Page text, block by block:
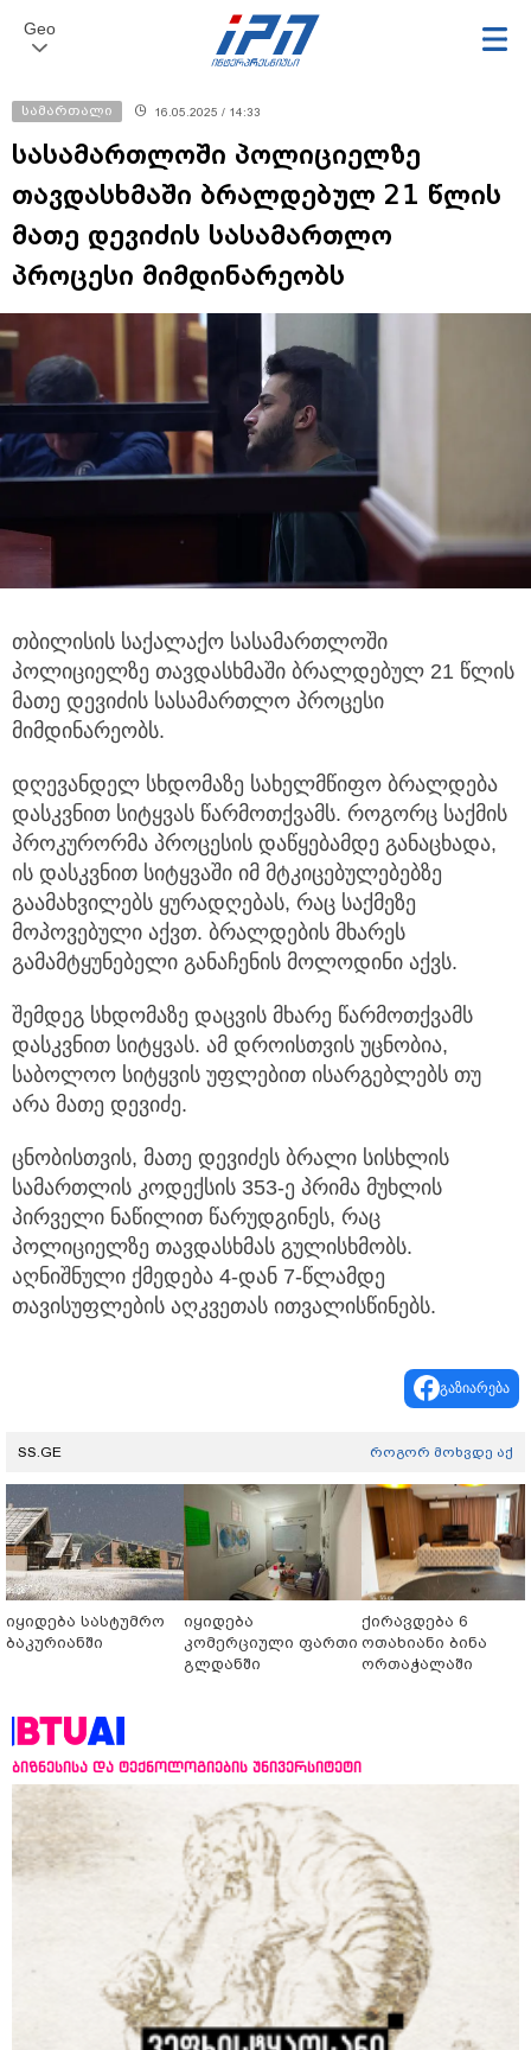
Geo
სამართალი 16.05.2025 / 14:33
სასამართლოში პოლიციელზე
თავდასხმაში ბრალდებულ 21 წლის
მათე დევიძის სასამართლო
პროცესი მიმდინარეობს
თბილისის საქალაქო სასამართლოში
პოლიციელზე თავდასხმაში ბრალდებულ 21 წლის
მათე დევიძის სასამართლო პროცესი
მიმდინარეობს.
დღევანდელ სხდომაზე სახელმწიფო ბრალდება
დასკვნით სიტყვას წარმოთქვამს. როგორც საქმის
პროკურორმა პროცესის დაწყებამდე განაცხადა,
ის დასკვნით სიტყვაში იმ მტკიცებულებებზე
გაამახვილებს ყურადღებას, რაც საქმეზე
მოპოვებული აქვთ. ბრალდების მხარეს
გამამტყუნებელი განაჩენის მოლოდინი აქვს.
შემდეგ სხდომაზე დაცვის მხარე წარმოთქვამს
დასკვნით სიტყვას. ამ დროისთვის უცნობია,
საბოლოო სიტყვის უფლებით ისარგებლებს თუ
არა მათე დევიძე.
ცნობისთვის, მათე დევიძეს ბრალი სისხლის
სამართლის კოდექსის 353-ე პრიმა მუხლის
პირველი ნაწილით წარუდგინეს, რაც
პოლიციელზე თავდასხმას გულისხმობს.
აღნიშნული ქმედება 4-დან 7-წლამდე
თავისუფლების აღკვეთას ითვალისწინებს.
გაზიარება
SS.GE როგორ მოხვდე აქ
იყიდება სასტუმრო
ბაკურიანში
იყიდება
კომერციული ფართი
გლდანში
ქირავდება 6
ოთახიანი ბინა
ორთაჭალაში
ბიზნესისა და ტექნოლოგიების უნივერსიტეტი